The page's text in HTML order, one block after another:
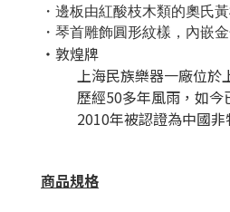
・ 邊板由紅酸枝木類的奧氏
・ 琴首雕飾圓形紋樣，內嵌
・敦煌牌
上海民族樂器一廠位於
歷經50多年風雨，如
2010年被認證為中國非
商品規格